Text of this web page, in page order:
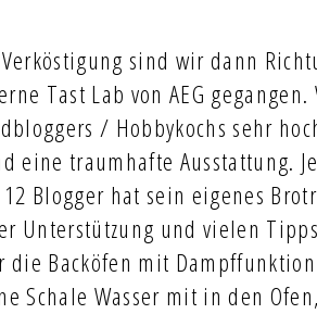
sind wir dann
Tast Lab von AEG
/ Hobbykochs sehr
eine traumhafte Ausstattung.
Blogger hat sein eigenes
Unterstützung und vielen
die Backöfen mit
Schale Wasser mit in den